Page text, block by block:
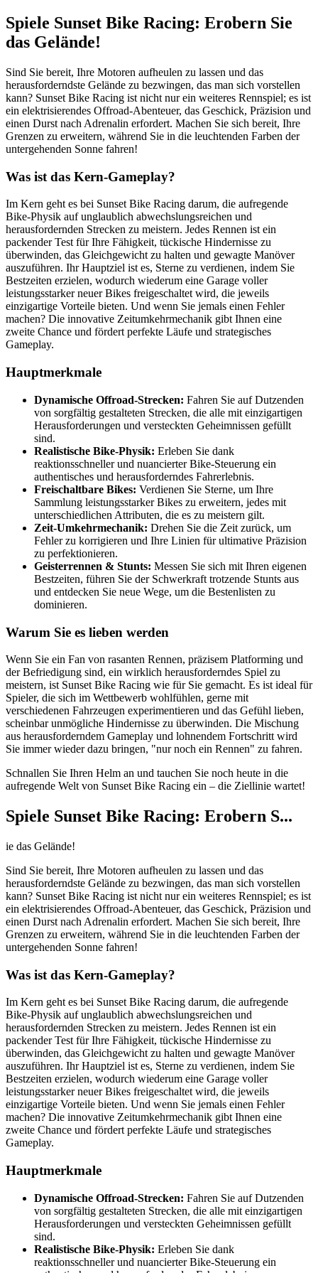
Spiele Sunset Bike Racing: Erobern Sie
das Gelände!
Sind Sie bereit, Ihre Motoren aufheulen zu lassen und das
herausforderndste Gelände zu bezwingen, das man sich vorstellen
kann? Sunset Bike Racing ist nicht nur ein weiteres Rennspiel; es ist
ein elektrisierendes Offroad-Abenteuer, das Geschick, Präzision und
einen Durst nach Adrenalin erfordert. Machen Sie sich bereit, Ihre
Grenzen zu erweitern, während Sie in die leuchtenden Farben der
untergehenden Sonne fahren!
Was ist das Kern-Gameplay?
Im Kern geht es bei Sunset Bike Racing darum, die aufregende
Bike-Physik auf unglaublich abwechslungsreichen und
herausfordernden Strecken zu meistern. Jedes Rennen ist ein
packender Test für Ihre Fähigkeit, tückische Hindernisse zu
überwinden, das Gleichgewicht zu halten und gewagte Manöver
auszuführen. Ihr Hauptziel ist es, Sterne zu verdienen, indem Sie
Bestzeiten erzielen, wodurch wiederum eine Garage voller
leistungsstarker neuer Bikes freigeschaltet wird, die jeweils
einzigartige Vorteile bieten. Und wenn Sie jemals einen Fehler
machen? Die innovative Zeitumkehrmechanik gibt Ihnen eine
zweite Chance und fördert perfekte Läufe und strategisches
Gameplay.
Hauptmerkmale
Dynamische Offroad-Strecken: Fahren Sie auf Dutzenden
von sorgfältig gestalteten Strecken, die alle mit einzigartigen
Herausforderungen und versteckten Geheimnissen gefüllt
sind.
Realistische Bike-Physik: Erleben Sie dank
reaktionsschneller und nuancierter Bike-Steuerung ein
authentisches und herausforderndes Fahrerlebnis.
Freischaltbare Bikes: Verdienen Sie Sterne, um Ihre
Sammlung leistungsstarker Bikes zu erweitern, jedes mit
unterschiedlichen Attributen, die es zu meistern gilt.
Zeit-Umkehrmechanik: Drehen Sie die Zeit zurück, um
Fehler zu korrigieren und Ihre Linien für ultimative Präzision
zu perfektionieren.
Geisterrennen & Stunts: Messen Sie sich mit Ihren eigenen
Bestzeiten, führen Sie der Schwerkraft trotzende Stunts aus
und entdecken Sie neue Wege, um die Bestenlisten zu
dominieren.
Warum Sie es lieben werden
Wenn Sie ein Fan von rasanten Rennen, präzisem Platforming und
der Befriedigung sind, ein wirklich herausforderndes Spiel zu
meistern, ist Sunset Bike Racing wie für Sie gemacht. Es ist ideal für
Spieler, die sich im Wettbewerb wohlfühlen, gerne mit
verschiedenen Fahrzeugen experimentieren und das Gefühl lieben,
scheinbar unmögliche Hindernisse zu überwinden. Die Mischung
aus herausforderndem Gameplay und lohnendem Fortschritt wird
Sie immer wieder dazu bringen, "nur noch ein Rennen" zu fahren.
Schnallen Sie Ihren Helm an und tauchen Sie noch heute in die
aufregende Welt von Sunset Bike Racing ein – die Ziellinie wartet!
Spiele Sunset Bike Racing: Erobern S...
ie das Gelände!
Sind Sie bereit, Ihre Motoren aufheulen zu lassen und das
herausforderndste Gelände zu bezwingen, das man sich vorstellen
kann? Sunset Bike Racing ist nicht nur ein weiteres Rennspiel; es ist
ein elektrisierendes Offroad-Abenteuer, das Geschick, Präzision und
einen Durst nach Adrenalin erfordert. Machen Sie sich bereit, Ihre
Grenzen zu erweitern, während Sie in die leuchtenden Farben der
untergehenden Sonne fahren!
Was ist das Kern-Gameplay?
Im Kern geht es bei Sunset Bike Racing darum, die aufregende
Bike-Physik auf unglaublich abwechslungsreichen und
herausfordernden Strecken zu meistern. Jedes Rennen ist ein
packender Test für Ihre Fähigkeit, tückische Hindernisse zu
überwinden, das Gleichgewicht zu halten und gewagte Manöver
auszuführen. Ihr Hauptziel ist es, Sterne zu verdienen, indem Sie
Bestzeiten erzielen, wodurch wiederum eine Garage voller
leistungsstarker neuer Bikes freigeschaltet wird, die jeweils
einzigartige Vorteile bieten. Und wenn Sie jemals einen Fehler
machen? Die innovative Zeitumkehrmechanik gibt Ihnen eine
zweite Chance und fördert perfekte Läufe und strategisches
Gameplay.
Hauptmerkmale
Dynamische Offroad-Strecken: Fahren Sie auf Dutzenden
von sorgfältig gestalteten Strecken, die alle mit einzigartigen
Herausforderungen und versteckten Geheimnissen gefüllt
sind.
Realistische Bike-Physik: Erleben Sie dank
reaktionsschneller und nuancierter Bike-Steuerung ein